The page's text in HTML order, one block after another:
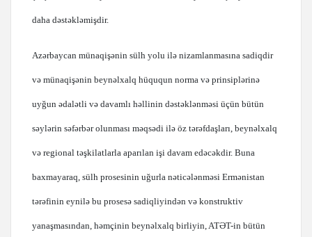
daha dəstəkləmişdir.
Azərbaycan münaqişənin sülh yolu ilə nizamlanmasına sadiqdir
və münaqişənin beynəlxalq hüququn norma və prinsiplərinə
uyğun ədalətli və davamlı həllinin dəstəklənməsi üçün bütün
səylərin səfərbər olunması məqsədi ilə öz tərəfdaşları, beynəlxalq
və regional təşkilatlarla aparılan işi davam edəcəkdir. Buna
baxmayaraq, sülh prosesinin uğurla nəticələnməsi Ermənistan
tərəfinin eynilə bu prosesə sadiqliyindən və konstruktiv
yanaşmasından, həmçinin beynəlxalq birliyin, ATƏT-in bütün